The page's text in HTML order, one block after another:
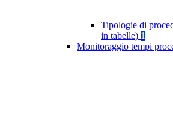
Tipologie di
in tabelle) 1
Monitoraggio tempi